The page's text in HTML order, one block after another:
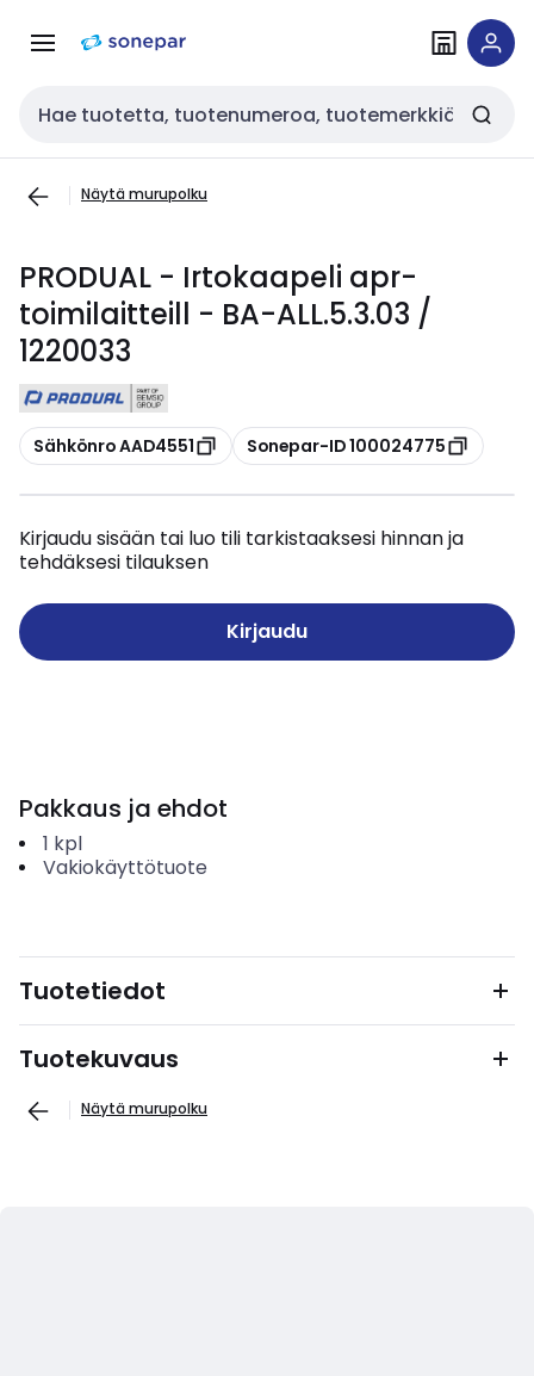
navigointiinsisältöön
Haku
Näytä murupolku
PRODUAL - Irtokaapeli apr-
toimilaitteill - BA-ALL.5.3.03 /
1220033
Kopioi
Sähkönro AAD4551 Kopioi
Sonepar-ID 100024775
Kirjaudu sisään tai luo tili tarkistaaksesi hinnan ja
tehdäksesi tilauksen
Kirjaudu
Pakkaus ja ehdot
1 kpl
Vakiokäyttötuote
Tuotetiedot
Tuotekuvaus
Näytä murupolku